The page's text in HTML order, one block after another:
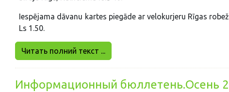
Iespējama dāvanu kartes piegāde ar velokurjeru Rīgas
Ls 1.50.
Читать полний текст ...
Информационный бюллетень.Осень